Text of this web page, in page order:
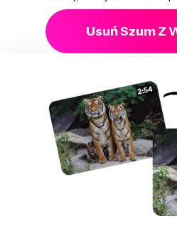
Usuń Szum Z